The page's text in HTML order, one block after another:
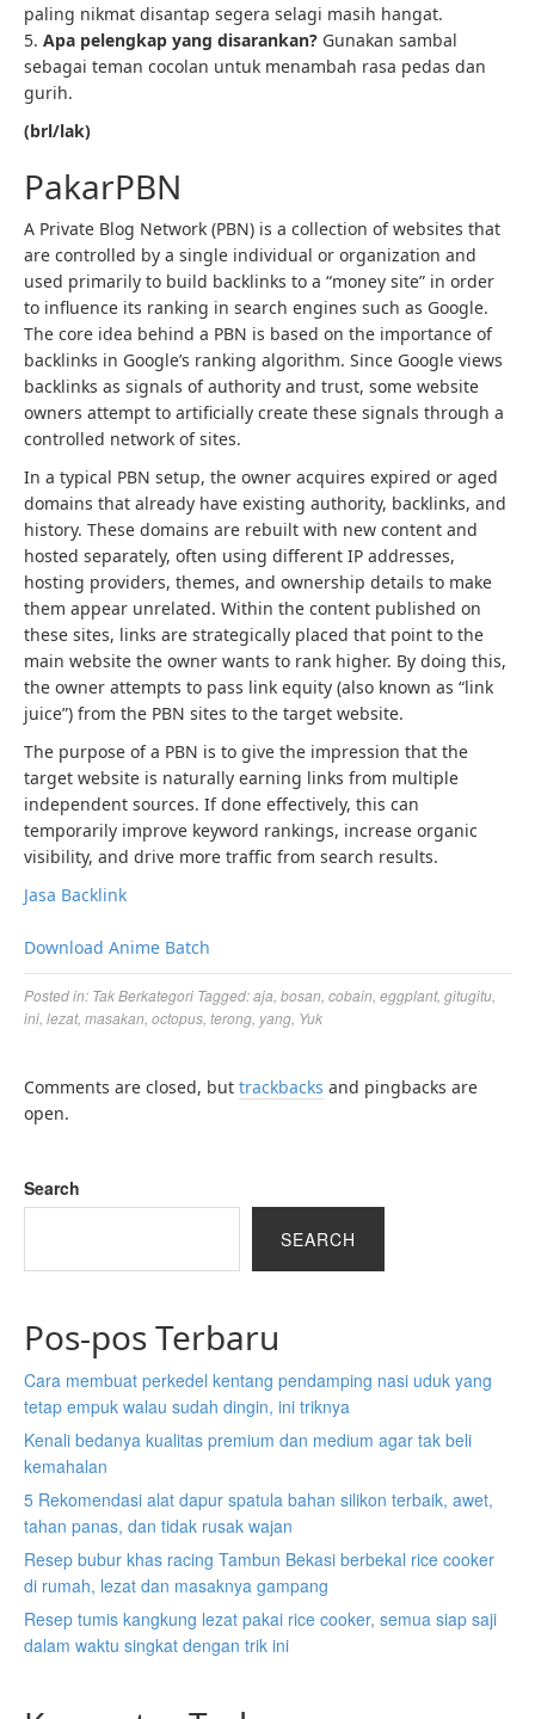
paling nikmat disantap segera selagi masih hangat.
5. Apa pelengkap yang disarankan? Gunakan sambal
sebagai teman cocolan untuk menambah rasa pedas dan
gurih.
(brl/lak)
PakarPBN
A Private Blog Network (PBN) is a collection of websites that
are controlled by a single individual or organization and
used primarily to build backlinks to a “money site” in order
to influence its ranking in search engines such as Google.
The core idea behind a PBN is based on the importance of
backlinks in Google’s ranking algorithm. Since Google views
backlinks as signals of authority and trust, some website
owners attempt to artificially create these signals through a
controlled network of sites.
In a typical PBN setup, the owner acquires expired or aged
domains that already have existing authority, backlinks, and
history. These domains are rebuilt with new content and
hosted separately, often using different IP addresses,
hosting providers, themes, and ownership details to make
them appear unrelated. Within the content published on
these sites, links are strategically placed that point to the
main website the owner wants to rank higher. By doing this,
the owner attempts to pass link equity (also known as “link
juice”) from the PBN sites to the target website.
The purpose of a PBN is to give the impression that the
target website is naturally earning links from multiple
independent sources. If done effectively, this can
temporarily improve keyword rankings, increase organic
visibility, and drive more traffic from search results.
Jasa Backlink
Download Anime Batch
Posted in: Tak Berkategori Tagged:aja bosan cobain eggplant, gitugitu
ini lezat, masakan octopus terong yang Yuk
Comments are closed, but trackbacks and pingbacks are
open.
Search
SEARCH
Pos-pos Terbaru
Cara membuat perkedel kentang pendamping nasi uduk yang
tetap empuk walau sudah dingin, ini triknya
Kenali bedanya kualitas premium dan medium agar tak beli
kemahalan
5 Rekomendasi alat dapur spatula bahan silikon terbaik, awet,
tahan panas, dan tidak rusak wajan
Resep bubur khas racing Tambun Bekasi berbekal rice cooker
di rumah, lezat dan masaknya gampang
Resep tumis kangkung lezat pakai rice cooker, semua siap saji
dalam waktu singkat dengan trik ini